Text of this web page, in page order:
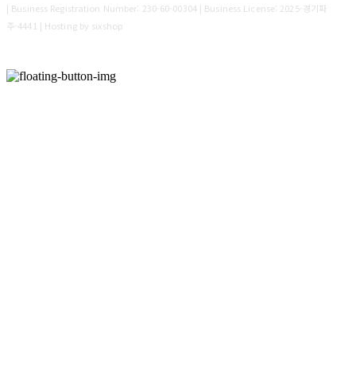
| Business Registration Number: 230-60-00304| Business License: 2025-경기파
주-4441 | Hosting by sixshop